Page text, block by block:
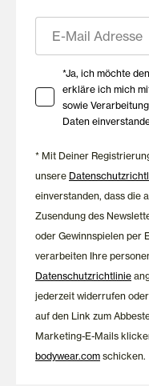
Ihre*Ja, ich möchte
erkläre ich mich mit der elektronischen Speicherung
sowie
Daten
* Mit Deiner
unsere
einverstanden, dass die
Zusendung des
oder Gewinnspielen per
verarbeiten Ihre
Datenschutzrichtlinie
jederzeit widerrufen
auf den Link zum
Marketing-E-Mails
bodywear.com schicken.